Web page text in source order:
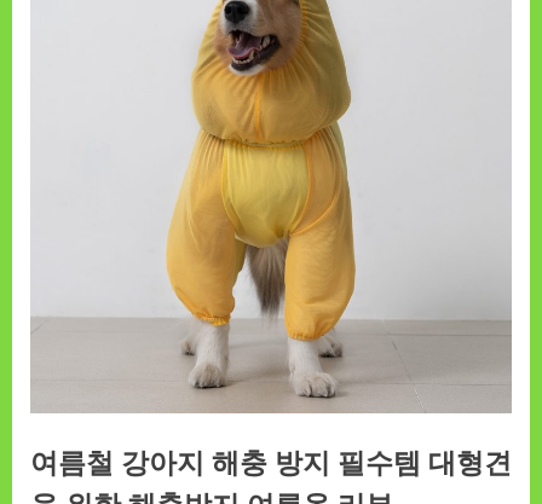
여름철 강아지 해충 방지 필수템 대형견